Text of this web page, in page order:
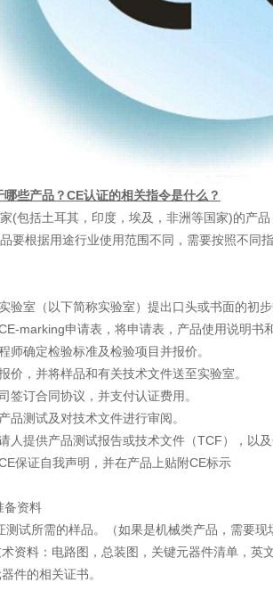
些产品？CE认证的相关指令是什么？
(包括土耳其，印度，埃及，非洲等国家)的产
要根据用途行业使用范围不同，需要按照不同指
验室（以下简称实验室）提出口头或书面的初步
marking申请表，将申请表，产品使用说明书
师确定检验标准及检验项目并报价。
价，并将样品和有关技术文件送至实验室。
签订合同协议，并支付认证费用。
品测试及对技术文件进行审阅。
人提供产品测试报告或技术文件（TCF），以
保证自我声明，并在产品上贴附CE标示
备资料
测试所需的样品。（如果是机械类产品，需要现
资料：电路图，总装图，关键元器件清单，英
件的相关证书。